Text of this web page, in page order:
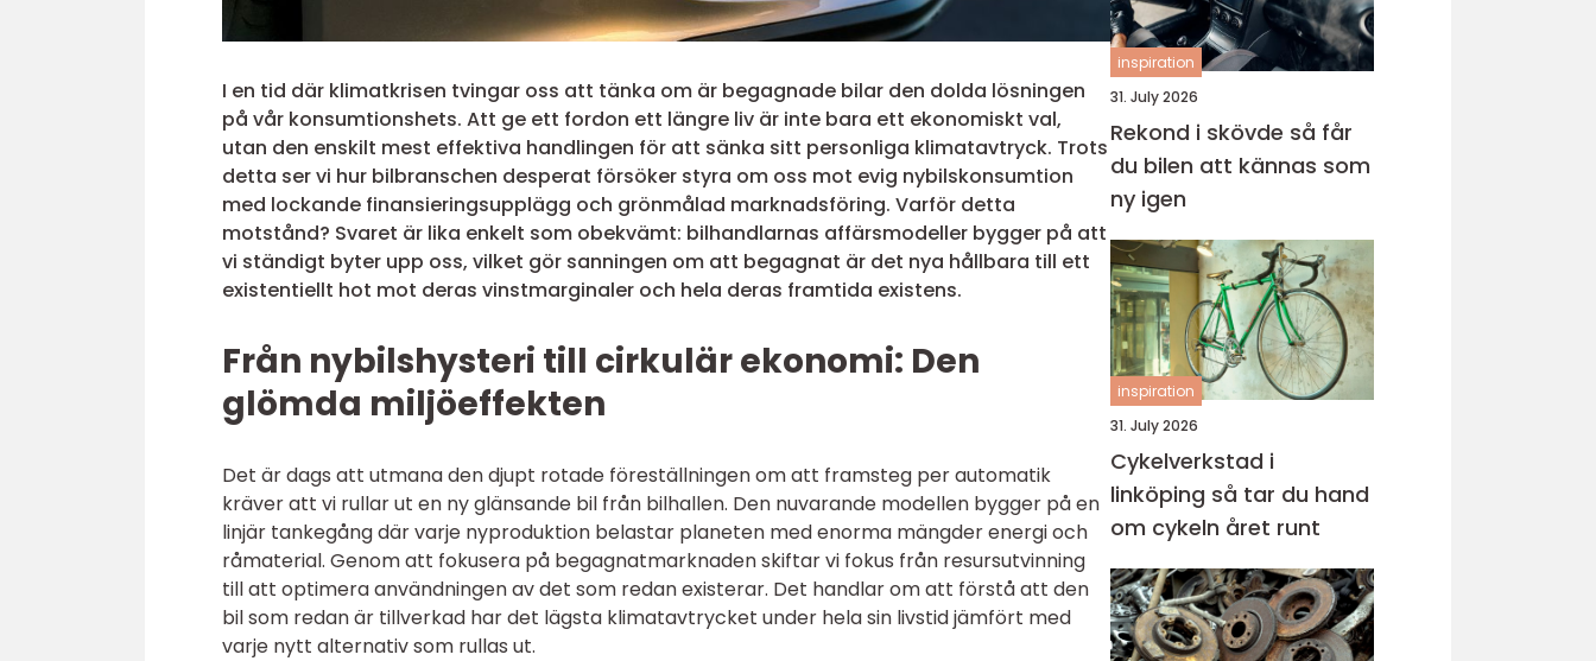
I en tid där klimatkrisen tvingar oss att tänka om är begagnade bilar den dolda lösningen
på vår konsumtionshets. Att ge ett fordon ett längre liv är inte bara ett ekonomiskt val,
utan den enskilt mest effektiva handlingen för att sänka sitt personliga klimatavtryck. Trots
detta ser vi hur bilbranschen desperat försöker styra om oss mot evig nybilskonsumtion
med lockande finansieringsupplägg och grönmålad marknadsföring. Varför detta
motstånd? Svaret är lika enkelt som obekvämt: bilhandlarnas affärsmodeller bygger på att
vi ständigt byter upp oss, vilket gör sanningen om att begagnat är det nya hållbara till ett
existentiellt hot mot deras vinstmarginaler och hela deras framtida existens.
Från nybilshysteri till cirkulär ekonomi: Den
glömda miljöeffekten
Det är dags att utmana den djupt rotade föreställningen om att framsteg per automatik
kräver att vi rullar ut en ny glänsande bil från bilhallen. Den nuvarande modellen bygger på en
linjär tankegång där varje nyproduktion belastar planeten med enorma mängder energi och
råmaterial. Genom att fokusera på begagnatmarknaden skiftar vi fokus från resursutvinning
till att optimera användningen av det som redan existerar. Det handlar om att förstå att den
bil som redan är tillverkad har det lägsta klimatavtrycket under hela sin livstid jämfört med
varje nytt alternativ som rullas ut.
inspiration
31. July 2026
Rekond i skövde så får
du bilen att kännas som
ny igen
inspiration
31. July 2026
Cykelverkstad i
linköping så tar du hand
om cykeln året runt